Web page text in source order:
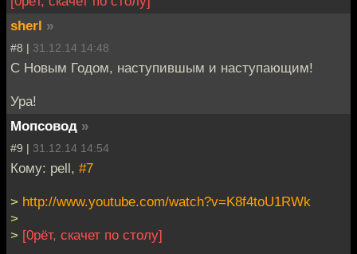
sherl »
#8 | 31.12.14 14:48
С Новым Годом, наступившым и наступающим!
Ура!
Мопсовод »
#9 | 31.12.14 14:54
Кому: pell, #7
> http://www.youtube.com/watch?v=K8f4toU1RWk
>
> [0рёт, скачет по столу]